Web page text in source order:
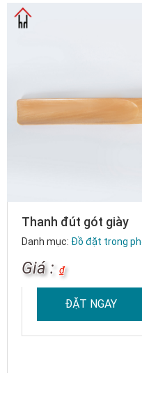
Thanh đút gót giày
Danh mục: Đồ đặt trong
Giá : ₫
ĐẶT NGAY